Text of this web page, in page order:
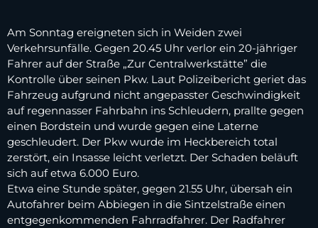
Am Sonntag ereigneten sich in Weiden zwei
Verkehrsunfälle. Gegen 20.45 Uhr verlor ein 20-jähriger
Fahrer auf der Straße „Zur Centralwerkstätte” die
Kontrolle über seinen Pkw. Laut Polizeibericht geriet das
Fahrzeug aufgrund nicht angepasster Geschwindigkeit
auf regennasser Fahrbahn ins Schleudern, prallte gegen
einen Bordstein und wurde gegen eine Laterne
geschleudert. Der Pkw wurde im Heckbereich total
zerstört, ein Insasse leicht verletzt. Der Schaden beläuft
sich auf etwa 6.000 Euro.
Etwa eine Stunde später, gegen 21.55 Uhr, übersah ein
Autofahrer beim Abbiegen in die Sintzelstraße einen
entgegenkommenden Fahrradfahrer. Der Radfahrer